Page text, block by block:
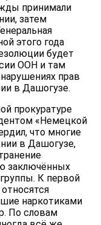
принимали
затем
этого года
будет
ООН и там
прав
в Дашогузе.
прокуратуре
«Немецкой
что многие
в Дашогузе,
заключённых
К первой
наркотиками
По словам